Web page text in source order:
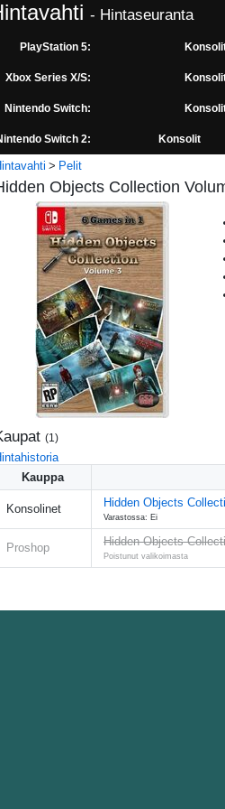
- Hintaseuranta
PlayStation 5:
Xbox Series X/S:
Nintendo Switch:
Switch 2: Konsolit
Pelit
Objects Collection
(1 )
Kauppa
Konsolinet Hidden Objects
Varastossa: Ei
Proshop Hidden Objects
Poistunut valikoimasta